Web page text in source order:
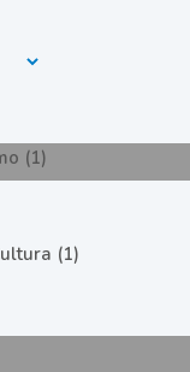
(1)
(1)